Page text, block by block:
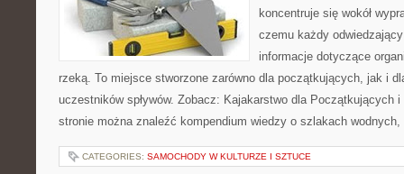
koncentruje się wokół
czemu każdy
informacje dotyczące
rzeką. To miejsce stworzone zarówno dla początkujących, jak i
uczestników spływów. Zobacz: Kajakarstwo dla Początkujących
stronie można znaleźć kompendium wiedzy o szlakach
CATEGORIES: SAMOCHODY W KULTURZE I SZTUCE